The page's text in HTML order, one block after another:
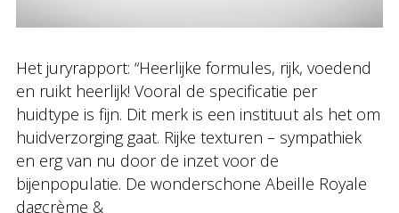
Het juryrapport: “Heerlijke formules, rijk, voedend
en ruikt heerlijk! Vooral de specificatie per
huidtype is fijn. Dit merk is een instituut als het om
huidverzorging gaat. Rijke texturen – sympathiek
en erg van nu door de inzet voor de
bijenpopulatie. De wonderschone Abeille Royale
dagcrème &